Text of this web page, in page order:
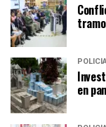
en